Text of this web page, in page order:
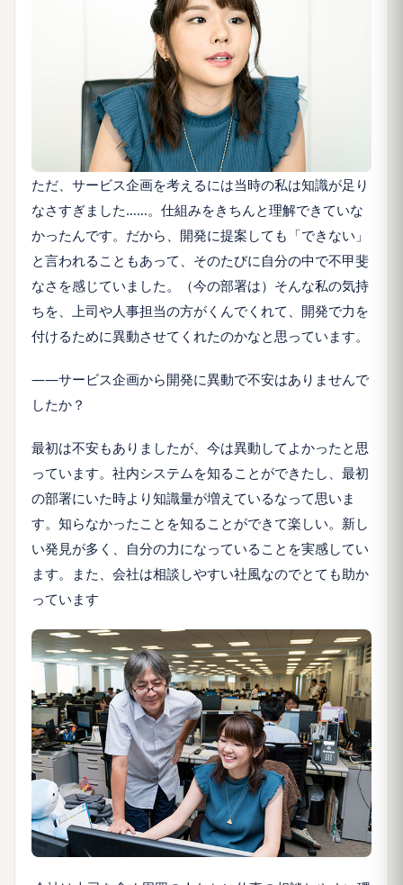
ただ、サービス企画を考えるには当時の私は知識が足り
なさすぎました……。仕組みをきちんと理解できていな
かったんです。だから、開発に提案しても「できない」
と言われることもあって、そのたびに自分の中で不甲斐
なさを感じていました。（今の部署は）そんな私の気持
ちを、上司や人事担当の方がくんでくれて、開発で力を
付けるために異動させてくれたのかなと思っています。
――サービス企画から開発に異動で不安はありませんで
したか？
最初は不安もありましたが、今は異動してよかったと思
っています。社内システムを知ることができたし、最初
の部署にいた時より知識量が増えているなって思いま
す。知らなかったことを知ることができて楽しい。新し
い発見が多く、自分の力になっていることを実感してい
ます。また、会社は相談しやすい社風なのでとても助か
っています